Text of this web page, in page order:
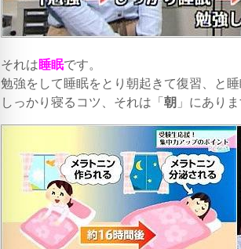
それは睡眠です。
勉強をして睡眠をとり朝起きて復習、と
しっかり寝るコツ、それは「 朝 」にありま